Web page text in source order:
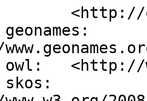
<http://
owl:   <http://